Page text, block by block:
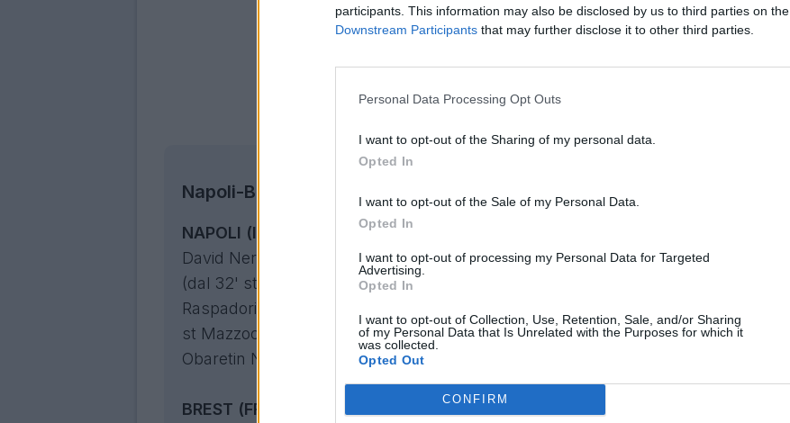
participants. This information may also be disclosed by us to third parties on the
Downstream Participants that may further disclose it to other third parties.
Personal Data Processing Opt Outs
I want to opt-out of the Sharing of my personal data.
Opted In
I want to opt-out of the Sale of my Personal Data.
Opted In
I want to opt-out of processing my Personal Data for Targeted
Advertising.
Opted In
I want to opt-out of Collection, Use, Retention, Sale, and/or Sharing
of my Personal Data that Is Unrelated with the Purposes for which it
was collected.
Opted Out
CONFIRM
Napoli-Brest 1-2, il tabellino del match
NAPOLI (ITA):
Milinkovic-Savic V., Beukema S. (dal 27' st Obaretin N.),
David Neres (dal 16' st Politano M.), De Bruyne K., Di Lorenzo G., Lang N.
(dal 32' st Zanoli A.), Lobotka S., Lucca L. (dal 22' st Lukaku R.),
Raspadori G. (dal 22' st Anguissa F.), Rrahmani A., Spinazzola L. (dal 38'
st Mazzocchi P.).
A disposizione:Anguissa F., Lukaku R., Mazzocchi P.,
Obaretin N., Politano M., Zanoli A.
BREST (FRA):
Coudert G., Ajorque L. (dal 35' st Diop S.), Camara M.,